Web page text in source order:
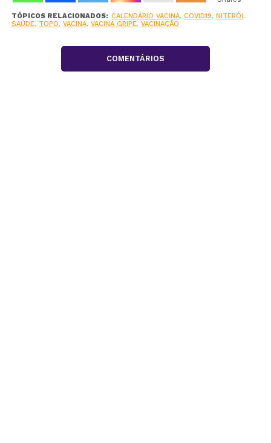
TÓPICOS RELACIONADOS: CALENDÁRIO VACINA, COVID19, NITERÓI,
SAÚDE, TOPO, VACINA, VACINA GRIPE, VACINAÇÃO
COMENTÁRIOS